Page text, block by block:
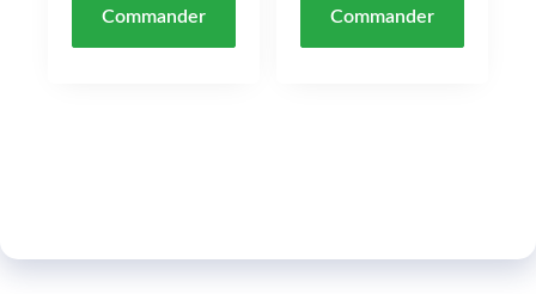
Commander Commander